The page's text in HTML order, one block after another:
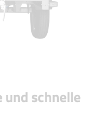
schnelle